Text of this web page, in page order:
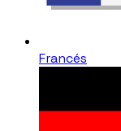
Francés